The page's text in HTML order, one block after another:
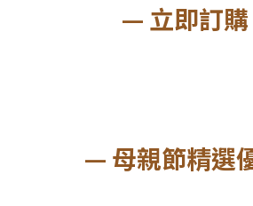
— 立即訂
— 母親節精選